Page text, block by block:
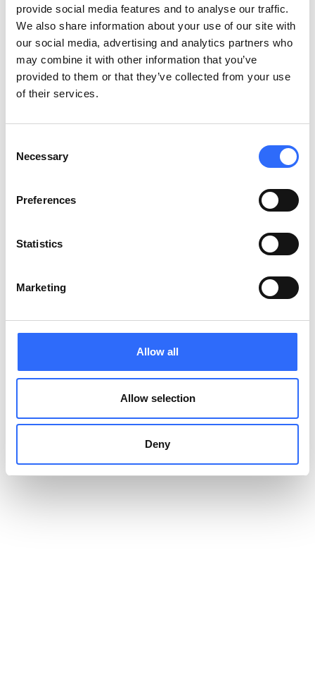
provide social media features and to analyse our traffic.
We also share information about your use of our site with
our social media, advertising and analytics partners who
may combine it with other information that you’ve
provided to them or that they’ve collected from your use
of their services.
Selection
Necessary
Preferences
Statistics
Marketing
Allow all
Allow selection
Deny
Dlaczego czyste powietrze nie może czekać
się widoczne i dostępne dla każdego – bo świadomość i
Jak dane wspierają działania